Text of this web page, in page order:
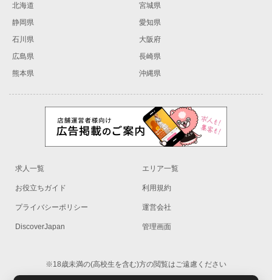
北海道
宮城県
静岡県
愛知県
石川県
大阪府
広島県
長崎県
熊本県
沖縄県
求人一覧 エリア一覧
お役立ちガイド 利用規約
プライバシーポリシー 運営会社
DiscoverJapan 管理画面
※18歳未満の(高校生を含む)方の閲覧はご遠慮ください